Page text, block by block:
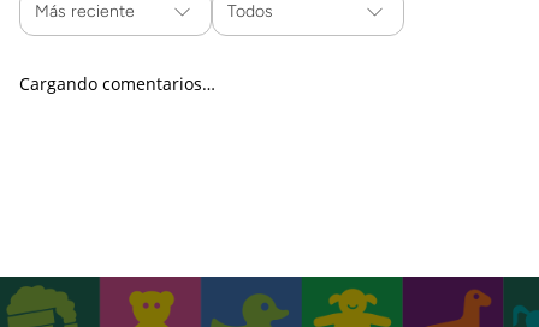
Más reciente Todos
Cargando comentarios…